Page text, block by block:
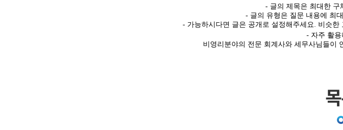
- 글의 제목은 최대한 구
- 글의 유형은 질문 내용에 최
- 가능하시다면 글은 공개 로 설정해주세요. 비슷한
- 자주 활용
비영리분야의 전문 회계사와 세무사님들이